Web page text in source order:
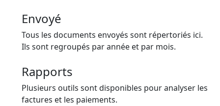
Envoyé
Tous les documents envoyés sont répertoriés ici.
Ils sont regroupés par année et par mois.
Rapports
Plusieurs outils sont disponibles pour analyser les
factures et les paiements.